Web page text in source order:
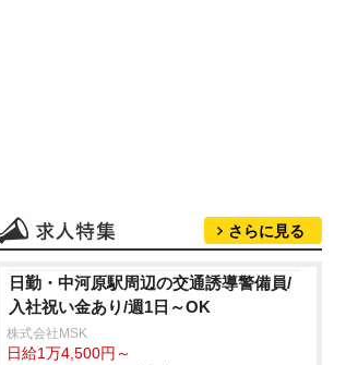
さらに見る
日勤・中河原駅周辺の交通誘導警備員/
入社祝い金あり/週1日～OK
株式会社MSK
日給1万4,500円～